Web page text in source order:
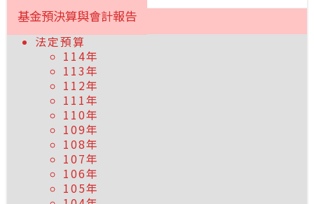
基金預決算與會計報告
法定預算
114年
113年
112年
111年
110年
109年
108年
107年
106年
105年